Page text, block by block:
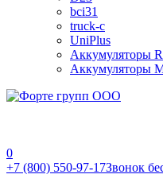
bci31
truck-c
UniPlus
Аккумуляторы
Аккумуляторы
0
+7 (800) 550-97-17Звонок